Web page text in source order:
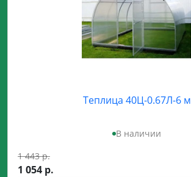
Теплица 40Ц-0.67Л-6 м
В наличии
1 443 р.
1 054 р.